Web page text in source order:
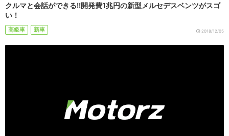
クルマと会話ができる!!開発費1兆円の新型メルセデスベンツがスゴ
い！
高級車 新車 2018/12/05